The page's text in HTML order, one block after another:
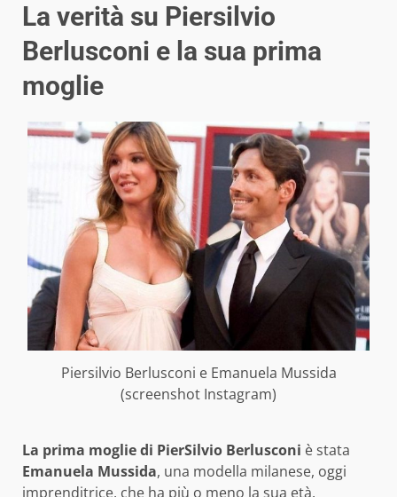
La verità su Piersilvio
Berlusconi e la sua prima
moglie
Piersilvio Berlusconi e Emanuela Mussida
(screenshot Instagram)
La prima moglie di PierSilvio Berlusconi è stata
Emanuela Mussida, una modella milanese, oggi
imprenditrice, che ha più o meno la sua età.